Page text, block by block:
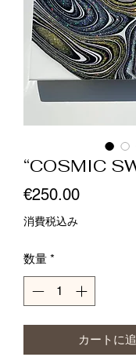
“COSMIC
€250.00価
消費税込み
数量 *
カートに